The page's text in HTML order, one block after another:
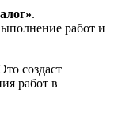
.
работ и
создаст
работ в